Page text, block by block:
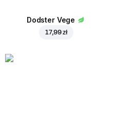
Dodster Vege
17,99 zł